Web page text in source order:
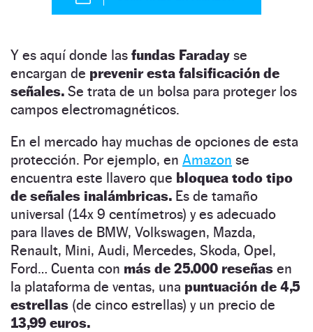
Y es aquí donde las fundas Faraday se
encargan de prevenir esta falsificación de
señales. Se trata de un bolsa para proteger los
campos electromagnéticos.
En el mercado hay muchas de opciones de esta
protección. Por ejemplo, en Amazon se
encuentra este llavero que bloquea todo tipo
de señales inalámbricas. Es de tamaño
universal (14x 9 centímetros) y es adecuado
para llaves de BMW, Volkswagen, Mazda,
Renault, Mini, Audi, Mercedes, Skoda, Opel,
Ford… Cuenta con más de 25.000 reseñas en
la plataforma de ventas, una puntuación de 4,5
estrellas (de cinco estrellas) y un precio de
13,99 euros.